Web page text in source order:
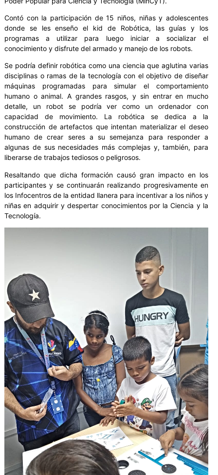
Contó con la participación de 15 niños, niñas y adolescentes
donde se les enseño el kid de Robótica, las guías y los
programas a utilizar para luego iniciar a socializar el
conocimiento y disfrute del armado y manejo de los robots.
Se podría definir robótica como una ciencia que aglutina varias
disciplinas o ramas de la tecnología con el objetivo de diseñar
máquinas programadas para simular el comportamiento
humano o animal. A grandes rasgos, y sin entrar en mucho
detalle, un robot se podría ver como un ordenador con
capacidad de movimiento. La robótica se dedica a la
construcción de artefactos que intentan materializar el deseo
humano de crear seres a su semejanza para responder a
algunas de sus necesidades más complejas y, también, para
liberarse de trabajos tediosos o peligrosos.
Resaltando que dicha formación causó gran impacto en los
participantes y se continuarán realizando progresivamente en
los Infocentros de la entidad llanera para incentivar a los niños y
niñas en adquirir y despertar conocimientos por la Ciencia y la
Tecnología.